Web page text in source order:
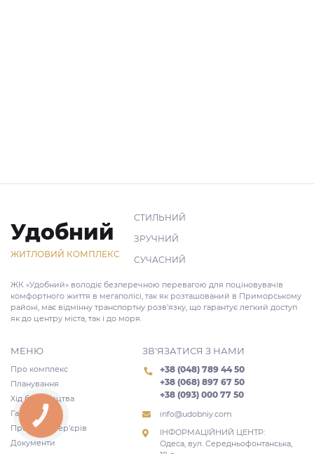
Удобний
ЖИТЛОВИЙ КОМПЛЕКС
СТИЛЬНИЙ
ЗРУЧНИЙ
СУЧАСНИЙ
ЖК «Удобний» володіє безперечною перевагою для поціновувачів
комфортного життя в мегаполісі, так як розташований в Приморському
районі, має відмінну транспортну розв'язку, що гарантує легкий доступ
як до центру міста, так і до моря.
МЕНЮ
Про комплекс
Планування
Хід будівництва
Галерея
Проекти інтер'єрів
Документи
ЗВ'ЯЗАТИСЯ З НАМИ
+38 (048) 789 44 50
+38 (068) 897 67 50
+38 (093) 000 77 50
info@udobniy.com
ІНФОРМАЦІЙНИЙ ЦЕНТР:
Одеса, вул. Середньофонтанська,
КНОПКА
ЗВ'ЯЗКУ